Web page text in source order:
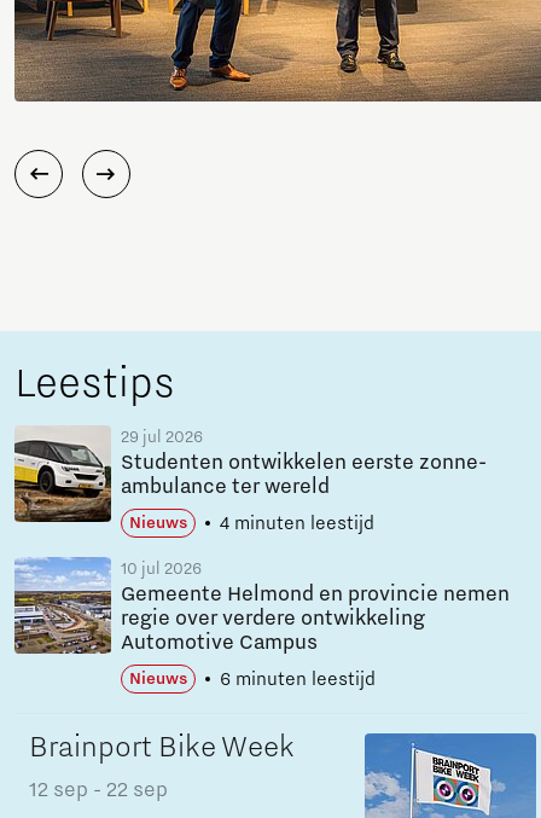
Leestips
29 jul 2026
Studenten ontwikkelen eerste zonne-
ambulance ter wereld
Nieuws 4 minuten leestijd
10 jul 2026
Gemeente Helmond en provincie nemen
regie over verdere ontwikkeling
Automotive Campus
Nieuws 6 minuten leestijd
Brainport Bike Week
12 sep - 22 sep